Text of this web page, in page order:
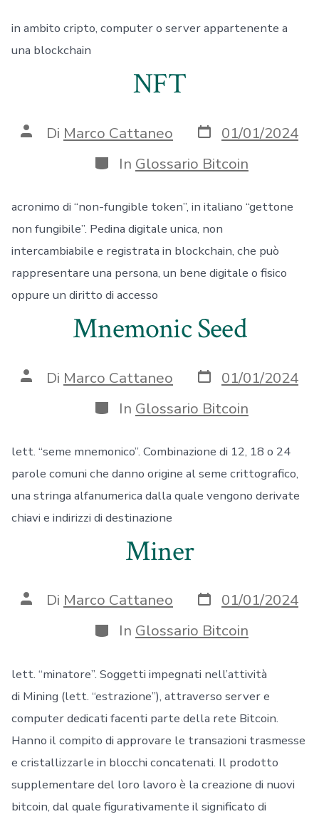
in ambito cripto, computer o server appartenente a
una blockchain
NFT
Autore
articolo
Di Marco Cattaneo Data
articolo
01/01/2024
Categorie
In Glossario Bitcoin
acronimo di “non-fungible token”, in italiano “gettone
non fungibile”. Pedina digitale unica, non
intercambiabile e registrata in blockchain, che può
rappresentare una persona, un bene digitale o fisico
oppure un diritto di accesso
Mnemonic Seed
Autore
articolo
Di Marco Cattaneo Data
articolo
01/01/2024
Categorie
In Glossario Bitcoin
lett. “seme mnemonico”. Combinazione di 12, 18 o 24
parole comuni che danno origine al seme crittografico,
una stringa alfanumerica dalla quale vengono derivate
chiavi e indirizzi di destinazione
Miner
Autore
articolo
Di Marco Cattaneo Data
articolo
01/01/2024
Categorie
In Glossario Bitcoin
lett. “minatore”. Soggetti impegnati nell’attività
di Mining (lett. “estrazione”), attraverso server e
computer dedicati facenti parte della rete Bitcoin.
Hanno il compito di approvare le transazioni trasmesse
e cristallizzarle in blocchi concatenati. Il prodotto
supplementare del loro lavoro è la creazione di nuovi
bitcoin, dal quale figurativamente il significato di